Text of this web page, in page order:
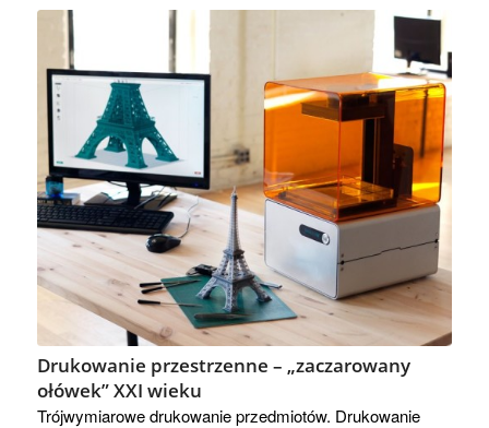
Drukowanie przestrzenne – „zaczarowany
ołówek” XXI wieku
Trójwymiarowe drukowanie przedmiotów. Drukowanie